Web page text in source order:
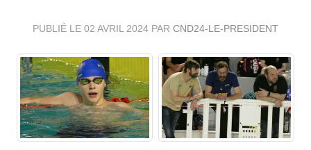
PUBLIÉ LE 02 AVRIL 2024 PAR CND24-LE-PRESIDENT